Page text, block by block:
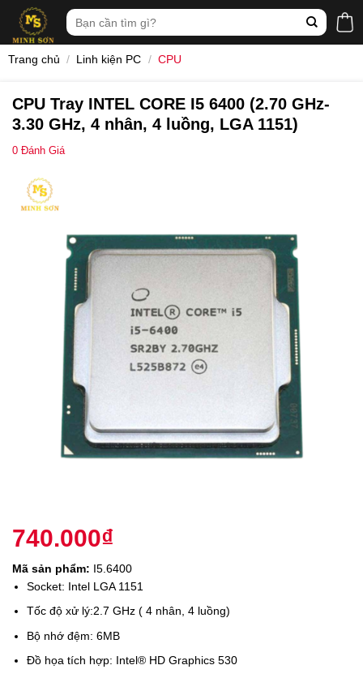
content
Tìm
kiếm:
Trang chủ / Linh kiện PC / CPU
CPU Tray INTEL CORE I5 6400 (2.70 GHz-
3.30 GHz, 4 nhân, 4 luồng, LGA 1151)
0 Đánh Giá
740.000₫
Mã sản phẩm: I5.6400
Socket: Intel LGA 1151
Tốc độ xử lý:2.7 GHz ( 4 nhân, 4 luồng)
Bộ nhớ đệm: 6MB
Đồ họa tích hợp: Intel® HD Graphics 530